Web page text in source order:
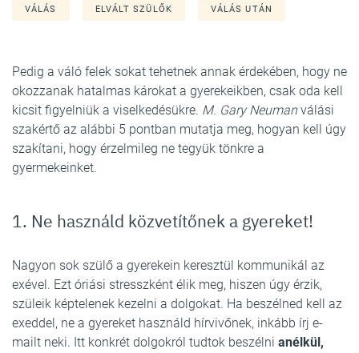
VÁLÁS ELVÁLT SZÜLŐK VÁLÁS UTÁN
Pedig a váló felek sokat tehetnek annak érdekében, hogy ne
okozzanak hatalmas károkat a gyerekeikben, csak oda kell
kicsit figyelniük a viselkedésükre. M. Gary Neuman válási
szakértő az alábbi 5 pontban mutatja meg, hogyan kell úgy
szakítani, hogy érzelmileg ne tegyük tönkre a
gyermekeinket.
1. Ne használd közvetítőnek a gyereket!
Nagyon sok szülő a gyerekein keresztül kommunikál az
exével. Ezt óriási stresszként élik meg, hiszen úgy érzik,
szüleik képtelenek kezelni a dolgokat. Ha beszélned kell az
exeddel, ne a gyereket használd hírvivőnek, inkább írj e-
mailt neki. Itt konkrét dolgokról tudtok beszélni anélkül,